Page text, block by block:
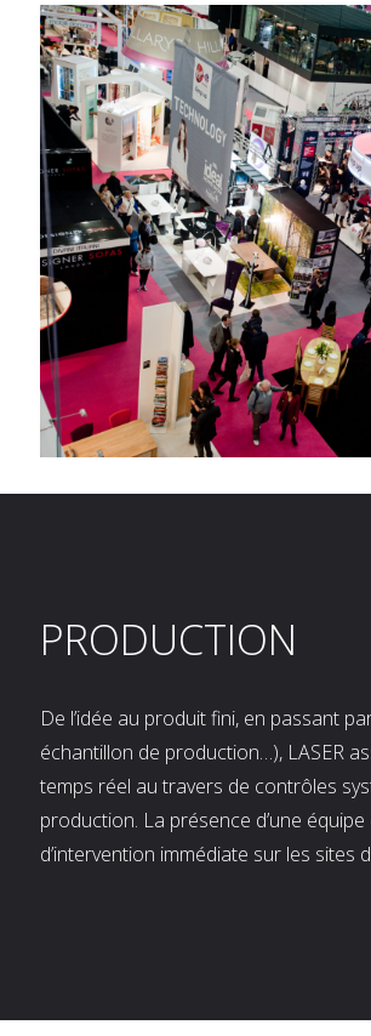
PRODUCTION
De l’idée au produit fini, en passant
échantillon de production…), LASER
temps réel au travers de contrôles
production. La présence d’une
d’intervention immédiate sur les sites